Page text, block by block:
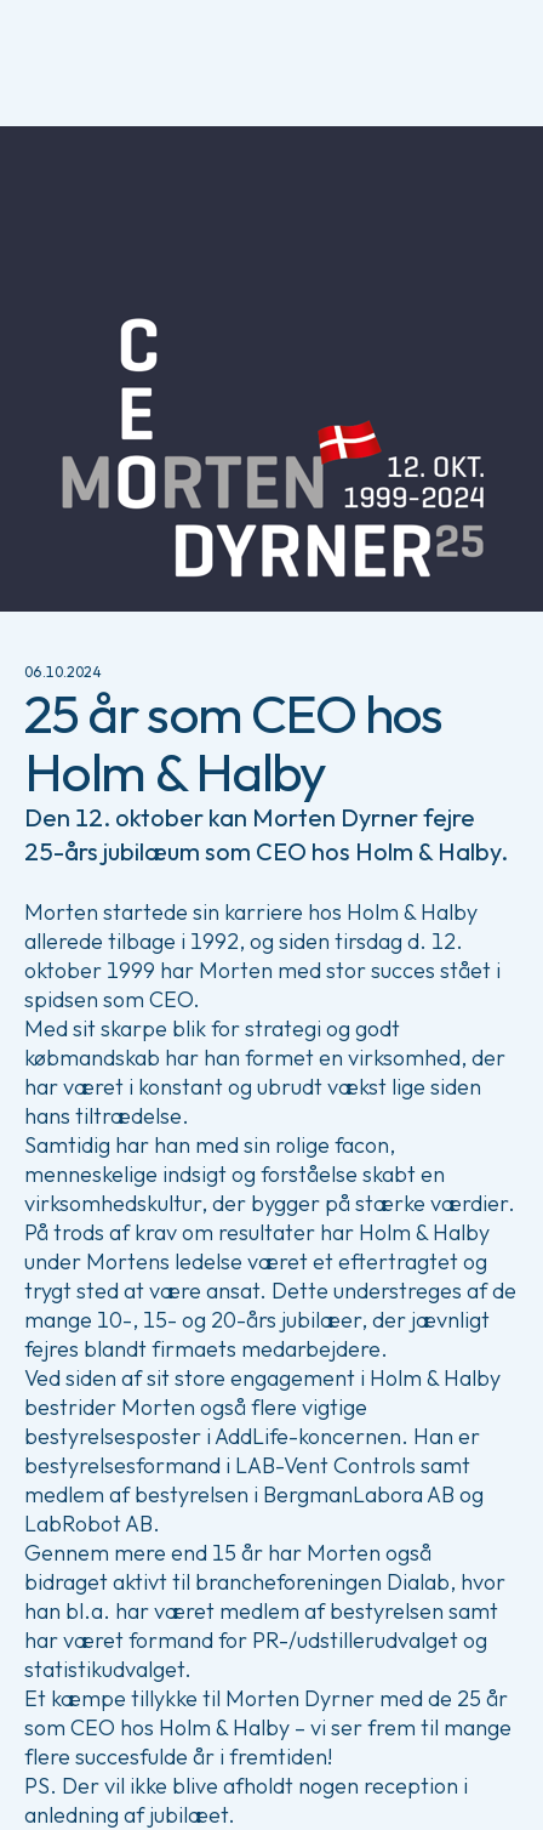
06.10.2024
25 år som CEO hos
Holm & Halby
Den 12. oktober kan Morten Dyrner fejre
25-års jubilæum som CEO hos Holm & Halby.
Morten startede sin karriere hos Holm & Halby
allerede tilbage i 1992, og siden tirsdag d. 12.
oktober 1999 har Morten med stor succes stået i
spidsen som CEO.
Med sit skarpe blik for strategi og godt
købmandskab har han formet en virksomhed, der
har været i konstant og ubrudt vækst lige siden
hans tiltrædelse.
Samtidig har han med sin rolige facon,
menneskelige indsigt og forståelse skabt en
virksomhedskultur, der bygger på stærke værdier.
På trods af krav om resultater har Holm & Halby
under Mortens ledelse været et eftertragtet og
trygt sted at være ansat. Dette understreges af de
mange 10-, 15- og 20-års jubilæer, der jævnligt
fejres blandt firmaets medarbejdere.
Ved siden af sit store engagement i Holm & Halby
bestrider Morten også flere vigtige
bestyrelsesposter i AddLife-koncernen. Han er
bestyrelsesformand i LAB-Vent Controls samt
medlem af bestyrelsen i BergmanLabora AB og
LabRobot AB.
Gennem mere end 15 år har Morten også
bidraget aktivt til brancheforeningen Dialab, hvor
han bl.a. har været medlem af bestyrelsen samt
har været formand for PR-/udstillerudvalget og
statistikudvalget.
Et kæmpe tillykke til Morten Dyrner med de 25 år
som CEO hos Holm & Halby – vi ser frem til mange
flere succesfulde år i fremtiden!
PS. Der vil ikke blive afholdt nogen reception i
anledning af jubilæet.